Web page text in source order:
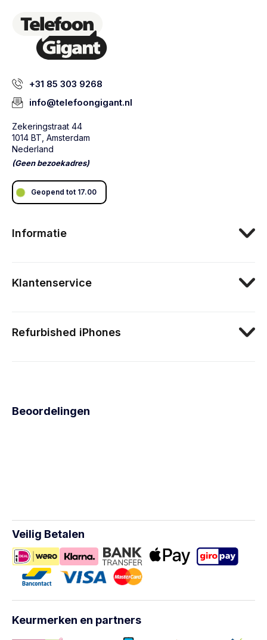
+31 85 303 9268
info@telefoongigant.nl
Zekeringstraat 44
1014 BT, Amsterdam
Nederland
(Geen bezoekadres)
Geopend tot 17.00
Informatie
Klantenservice
Refurbished iPhones
Beoordelingen
Veilig Betalen
Keurmerken en partners